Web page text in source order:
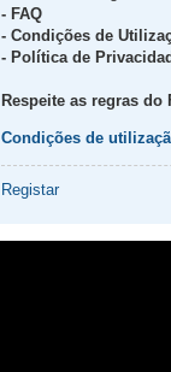
- FAQ
- Condições de
- Política de
Respeite as regras do
Condições de
Registar